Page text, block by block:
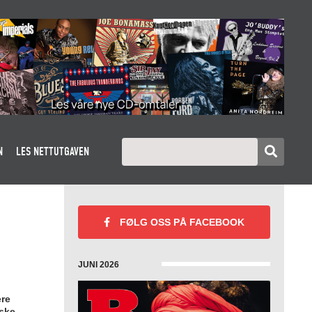
LES NETTUTGAVEN
FØLG OSS PÅ FACEBOOK
JUNI 2026